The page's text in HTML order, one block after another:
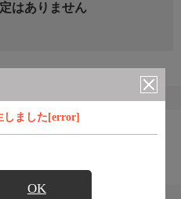
しました[error]
OK
はありません